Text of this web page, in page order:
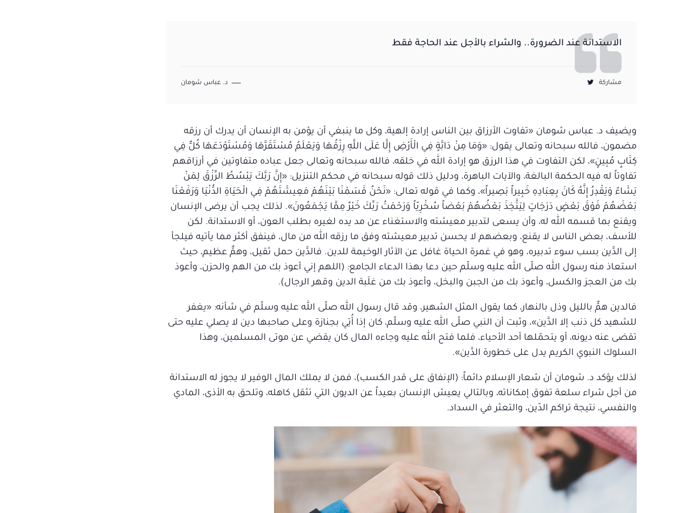
الاستدانة عند الضرورة.. والشراء بالأجل عند الحاجة فقط
مشاركة د. عباس شومان
ويضيف د. عباس شومان «تفاوت الأرزاق بين الناس إرادة إلهية، وكل ما ينبغي أن يؤمن به الإنسان أن يدرك أن رزقه
مضمون، فالله سبحانه وتعالى يقول: «وَمَا مِنْ دَابَّةٍ فِي الْأَرْضِ إِلَّا عَلَى اللَّهِ رِزْقُهَا وَيَعْلَمُ مُسْتَقَرَّهَا وَمُسْتَوْدَعَهَا كُلٌّ فِي
كِتَابٍ مُبِينٍ»، لكن التفاوت في هذا الرزق هو إرادة الله في خلقه، فالله سبحانه وتعالى جعل عباده متفاوتين في أرزاقهم
تفاوتاً له فيه الحكمة البالغة، والآيات الباهرة، ودليل ذلك قوله سبحانه في محكم التنزيل: «إِنَّ رَبَّكَ يَبْسُطُ الرِّزْقَ لِمَنْ
يَشَاءُ وَيَقْدِرُ إِنَّهُ كَانَ بِعِبَادِهِ خَبِيراً بَصِيراً»، وكما في قوله تعالى: «نَحْنُ قَسَمْنَا بَيْنَهُمْ مَعِيشَتَهُمْ فِي الْحَيَاةِ الدُّنْيَا وَرَفَعْنَا
بَعْضَهُمْ فَوْقَ بَعْضٍ دَرَجَاتٍ لِيَتَّخِذَ بَعْضُهُمْ بَعْضاً سُخْرِيّاً وَرَحْمَتُ رَبِّكَ خَيْرٌ مِمَّا يَجْمَعُونَ». لذلك يجب أن يرضى الإنسان
ويقنع بما قسمه الله له، وأن يسعى لتدبير معيشته والاستغناء عن مد يده لغيره بطلب العون، أو الاستدانة. لكن
للأسف، بعض الناس لا يقنع، وبعضهم لا يحسن تدبير معيشته وفق ما رزقه الله من مال، فينفق أكثر مما يأتيه فيلجأ
إلى الدَّين بسب سوء تدبيره، وهو في غمرة الحياة غافل عن الآثار الوخيمة للدين. فالدَّين حمل ثقيل، وهمٌّ عظيم، حيث
استعاذ منه رسول الله صلّى الله عليه وسلّم حين دعا بهذا الدعاء الجامع: (اللهم إني أعوذ بك من الهم والحزن، وأعوذ
بك من العجز والكسل، وأعوذ بك من الجبن والبخل، وأعوذ بك من غلَبة الدين وقهر الرجال).
فالدين همٌّ بالليل وذل بالنهار، كما يقول المثل الشهير، وقد قال رسول الله صلّى الله عليه وسلّم في شأنه: «يغفر
للشهيد كل ذنب إلا الدَّين»، وثبت أن النبي صلّى الله عليه وسلّم، كان إذا أُتِي بجنازة وعلى صاحبها دين لا يصلي عليه حتى
تقضى عنه ديونه، أو يتحمّلها أحد الأحياء، فلما فتح الله عليه وجاءه المال كان يقضي عن موتى المسلمين، وهذا
السلوك النبوي الكريم يدل على خطورة الدَّين».
لذلك يؤكد د. شومان أن شعار الإسلام دائماً: (الإنفاق على قدر الكسب)، فمن لا يملك المال الوفير لا يجوز له الاستدانة
من أجل شراء سلعة تفوق إمكاناته، وبالتالي يعيش الإنسان بعيداً عن الديون التي تثقل كاهله، وتلحق به الأذى، المادي
والنفسي، نتيجة تراكم الدّين، والتعثر في السداد.